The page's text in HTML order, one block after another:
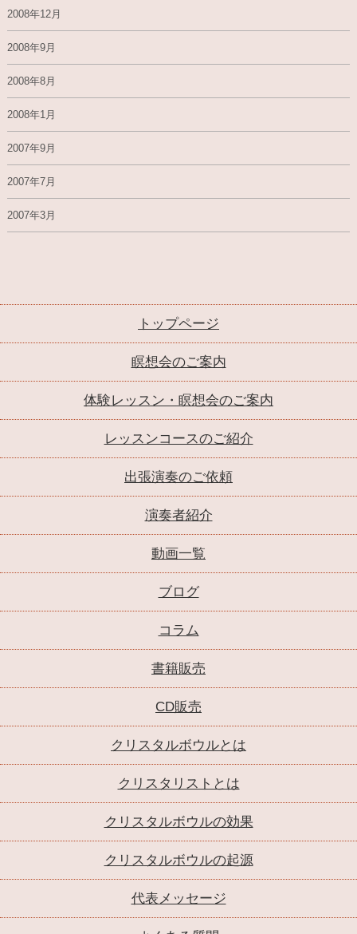
2008年12月
2008年9月
2008年8月
2008年1月
2007年9月
2007年7月
2007年3月
トップページ
瞑想会のご案内
体験レッスン・瞑想会のご案内
レッスンコースのご紹介
出張演奏のご依頼
演奏者紹介
動画一覧
ブログ
コラム
書籍販売
CD販売
クリスタルボウルとは
クリスタリストとは
クリスタルボウルの効果
クリスタルボウルの起源
代表メッセージ